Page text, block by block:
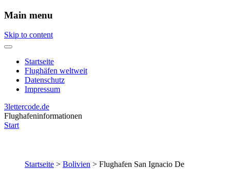
Main menu
Skip to content
Startseite
Flughäfen weltweit
Datenschutz
Impressum
3lettercode.de
Flughafeninformationen
Start
Startseite > Bolivien > Flughafen San Ignacio De